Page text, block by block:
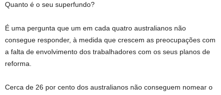
Quanto é o seu superfundo?
É uma pergunta que um em cada quatro australianos não
consegue responder, à medida que crescem as preocupações com
a falta de envolvimento dos trabalhadores com os seus planos de
reforma.
Cerca de 26 por cento dos australianos não conseguem nomear o